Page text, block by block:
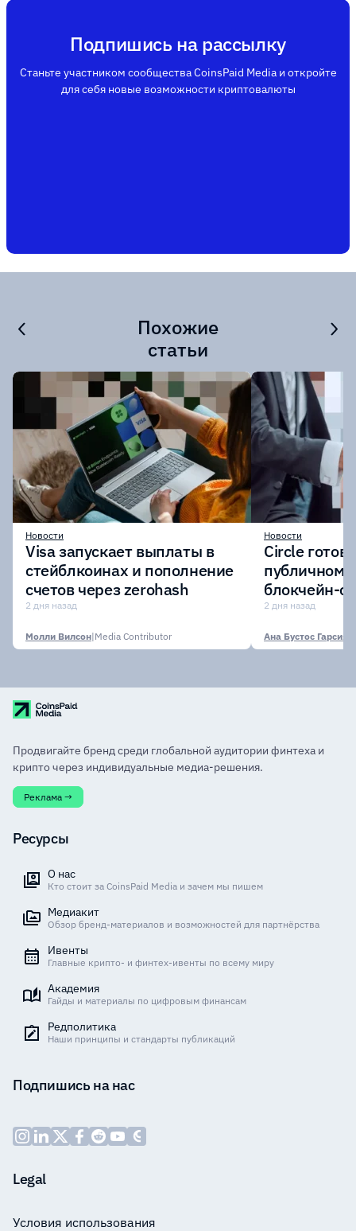
Подпишись на рассылку
Станьте участником сообщества CoinsPaid Media и откройте
для себя новые возможности криптовалюты
Похожие
статьи
Новости
Visa запускает выплаты в
стейблкоинах и пополнение
счетов через zerohash
2 дня назад
Молли Вилсон|Media Contributor
Новости
Circle
публичному
блокчейн-
участии
2 дня назад
Ана Бустос Гарсия
Продвигайте бренд среди глобальной аудитории финтеха и
крипто через индивидуальные медиа-решения.
Реклама →
Ресурсы
О нас
Кто стоит за CoinsPaid Media и зачем мы пишем
Медиакит
Обзор бренд-материалов и возможностей для партнёрства
Ивенты
Главные крипто- и финтех-ивенты по всему миру
Академия
Гайды и материалы по цифровым финансам
Редполитика
Наши принципы и стандарты публикаций
Подпишись на нас
Legal
Условия использования